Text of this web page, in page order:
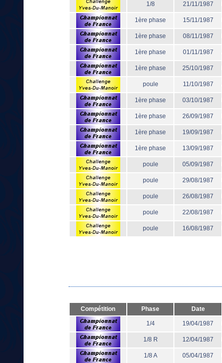
1/8 21/11/1987
1ère phase 15/11/1987
1ère phase 08/11/1987
1ère phase 01/11/1987
1ère phase 25/10/1987
poule 11/10/1987
1ère phase 03/10/1987
1ère phase 26/09/1987
1ère phase 19/09/1987
1ère phase 13/09/1987
poule 05/09/1987
poule 29/08/1987
poule 26/08/1987
poule 22/08/1987
poule 16/08/1987
Compétition Phase Date
1/4 19/04/1987
1/8 R 12/04/1987
1/8 A 05/04/1987